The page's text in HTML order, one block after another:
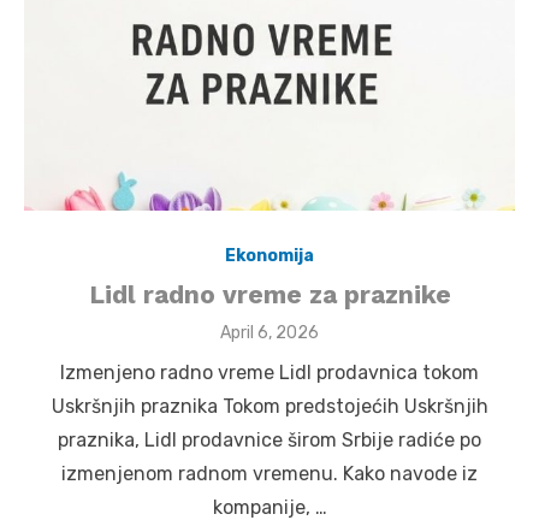
Ekonomija
Lidl radno vreme za praznike
Posted
April 6, 2026
Izmenjeno radno vreme Lidl prodavnica tokom
Uskršnjih praznika Tokom predstojećih Uskršnjih
praznika, Lidl prodavnice širom Srbije radiće po
izmenjenom radnom vremenu. Kako navode iz
kompanije, …